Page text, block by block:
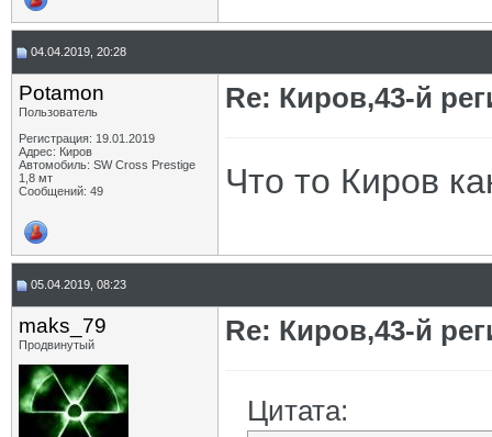
04.04.2019, 20:28
Potamon
Пользователь
Регистрация: 19.01.2019
Адрес: Киров
Автомобиль: SW Cross Prestige
1,8 мт
Сообщений: 49
Re: Киров,43-й
Что то Киров
05.04.2019, 08:23
maks_79
Продвинутый Re: Киров,43-й
Цитата: